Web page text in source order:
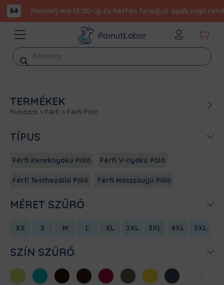
54 Rendelj ma 13:00-ig és hétfőn feladjuk apák napi
Products
search
TERMÉKEK
Ruházat > Férfi > Férfi Póló
TÍPUS
Férfi Kereknyakú Póló Férfi V-nyakú Póló
Férfi Testhezálló Póló Férfi Hosszúujjú Póló
MÉRET SZŰRŐ
XS S M L XL 2XL 3XL 4XL 5XL
SZÍN SZŰRŐ
AlmazöldAtollkékBarnaBordóChili Cink Citromsárga
Denim